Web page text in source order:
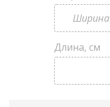
Ширина
Длина, см